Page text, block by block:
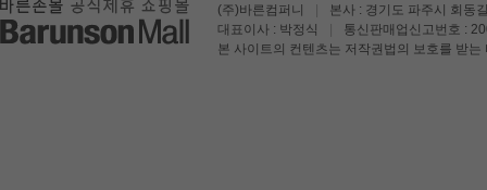
(주)바른컴퍼니 |
본사 : 경기도 파주시 회동
대표이사 : 박정식
|
통신판매업신고번호 :
본 사이트의 컨텐츠는 저작권법의 보호를 받